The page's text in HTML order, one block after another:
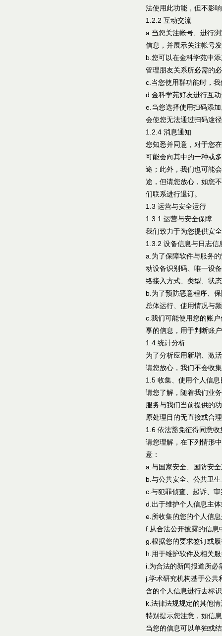
法使用此功能，但不影
1.2.2 互动交流
a.当您关注帐号、进行
信息，并展示关注帐号
b.您可以在金科学苑中
管理朋友关系所必需的
c.当您使用群功能时，
d.金科学苑好友进行互
e.当您选择使用扫码添
会使您无法通过扫码途
1.2.4 消息通知
您知悉并同意，对于您
可能会向其中的一种或
途；此外，我们也可能
途，但请您放心，如您
们联系进行退订。
1.3 运营与安全运行
1.3.1 运营与安全保障
我们致力于为您提供安
1.3.2 设备信息与日志信
a.为了保障软件与服务
动设备识别码、唯一设
络接入方式、类型、状
b.为了预防恶意程序、
总体运行、使用情况与
c.我们可能使用您的账
享的信息，用于判断账
1.4 统计分析
为了分析应用新增、激
请您放心，我们不会收
1.5 收集、使用个人信息
请您了解，随着我们业
服务与我们当前提供的
原处理目的无直接或合
1.6 依法豁免征得同意
请您理解，在下列情形
意：
a.与国家安全、国防安
b.与公共安全、公共卫
c.与犯罪侦查、起诉、
d.出于维护个人信息主
e.所收集的您的个人信
f.从合法公开披露的信息
g.根据您的要求签订或
h.用于维护软件及相关
i.为合法的新闻报道所必
j.学术研究机构基于公共
含的个人信息进行去标
k.法律法规规定的其他
特别提示您注意，如信
当您的信息可以单独或